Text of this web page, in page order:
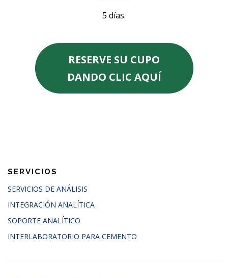
5 días.
RESERVE SU CUPO
DANDO CLIC AQUÍ
SERVICIOS
SERVICIOS DE ANÁLISIS
INTEGRACIÓN ANALÍTICA
SOPORTE ANALÍTICO
INTERLABORATORIO PARA CEMENTO